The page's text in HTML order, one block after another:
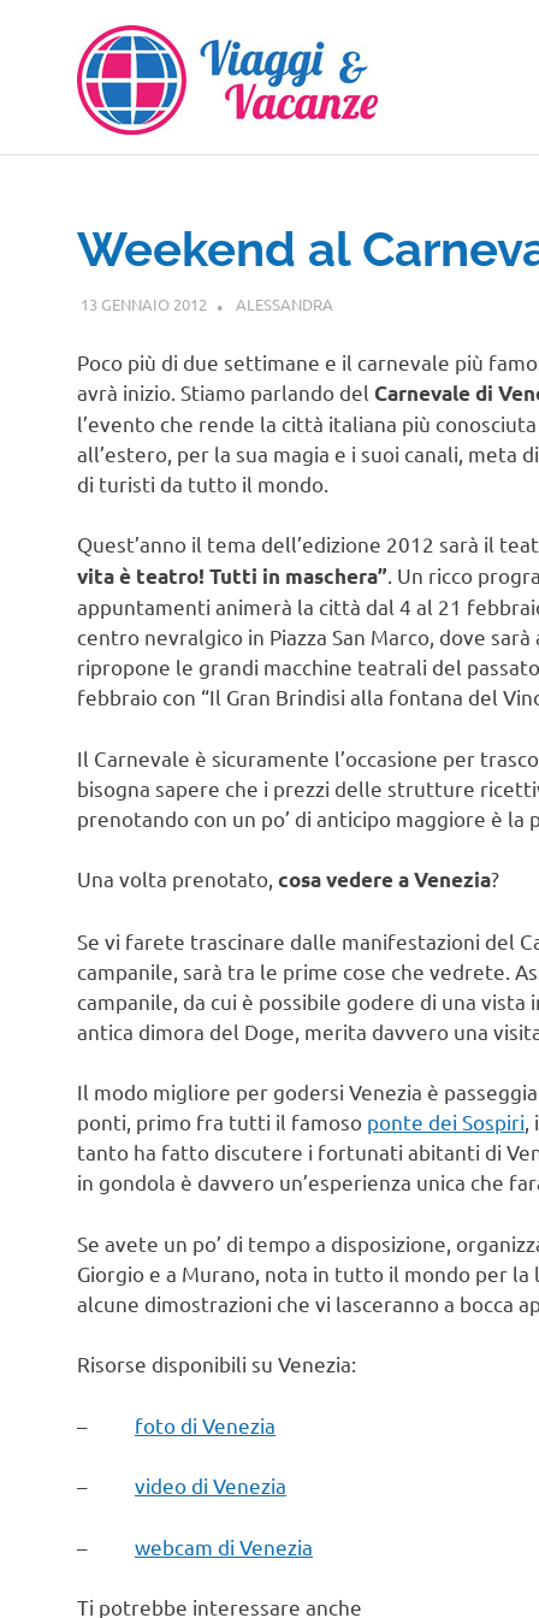
contenuto
Weekend al
13 GENNAIO 2012 ALESSANDRA
Poco più di due settimane e il carnevale più
avrà inizio. Stiamo parlando del Carnevale di
l’evento che rende la città italiana più conosciuta
all’estero, per la sua magia e i suoi canali, meta
di turisti da tutto il mondo.
Quest’anno il tema dell’edizione 2012 sarà il
vita è teatro! Tutti in maschera”. Un ricco
appuntamenti animerà la città dal 4 al 21
centro nevralgico in Piazza San Marco, dove
ripropone le grandi macchine teatrali del
febbraio con “Il Gran Brindisi alla fontana del
Il Carnevale è sicuramente l’occasione per
bisogna sapere che i prezzi delle strutture
prenotando con un po’ di anticipo maggiore è
Una volta prenotato, cosa vedere a Venezia?
Se vi farete trascinare dalle manifestazioni del
campanile, sarà tra le prime cose che vedrete.
campanile, da cui è possibile godere di una
antica dimora del Doge, merita davvero una
Il modo migliore per godersi Venezia è
ponti, primo fra tutti il famoso ponte dei Sospiri,
tanto ha fatto discutere i fortunati abitanti di
in gondola è davvero un’esperienza unica che
Se avete un po’ di tempo a disposizione,
Giorgio e a Murano, nota in tutto il mondo per
alcune dimostrazioni che vi lasceranno a bocca
Risorse disponibili su Venezia:
– foto di Venezia
– video di Venezia
– webcam di Venezia
Ti potrebbe interessare anche